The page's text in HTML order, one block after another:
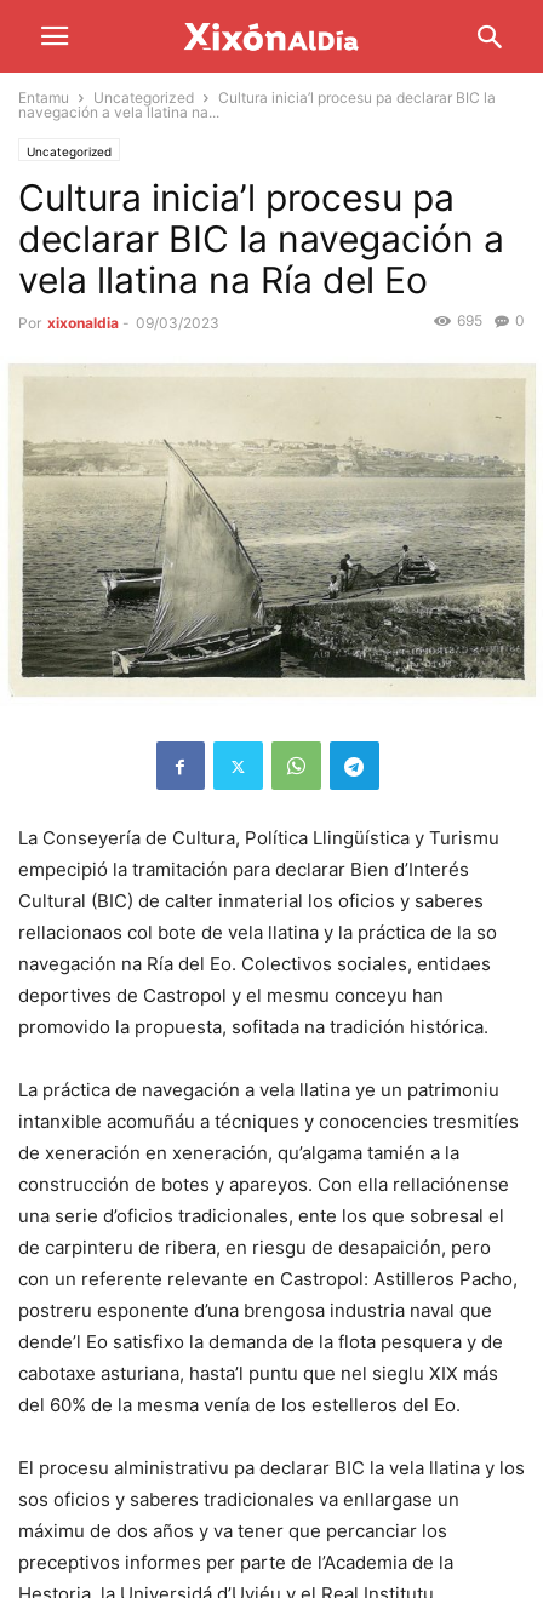
Entamu Uncategorized
Cultura inicia’l procesu pa declarar BIC la
navegación a vela llatina na...
Uncategorized
Cultura inicia’l procesu pa
declarar BIC la navegación a
vela llatina na Ría del Eo
Por xixonaldia - 09/03/2023 0
695
La Conseyería de Cultura, Política Llingüística y Turismu
empecipió la tramitación para declarar Bien d’Interés
Cultural (BIC) de calter inmaterial los oficios y saberes
rellacionaos col bote de vela llatina y la práctica de la so
navegación na Ría del Eo. Colectivos sociales, entidaes
deportives de Castropol y el mesmu conceyu han
promovido la propuesta, sofitada na tradición histórica.
La práctica de navegación a vela llatina ye un patrimoniu
intanxible acomuñáu a técniques y conocencies tresmitíes
de xeneración en xeneración, qu’algama tamién a la
construcción de botes y apareyos. Con ella rellaciónense
una serie d’oficios tradicionales, ente los que sobresal el
de carpinteru de ribera, en riesgu de desapaición, pero
con un referente relevante en Castropol: Astilleros Pacho,
postreru esponente d’una brengosa industria naval que
dende’l Eo satisfixo la demanda de la flota pesquera y de
cabotaxe asturiana, hasta’l puntu que nel sieglu XIX más
del 60% de la mesma venía de los estelleros del Eo.
El procesu alministrativu pa declarar BIC la vela llatina y los
sos oficios y saberes tradicionales va enllargase un
máximu de dos años y va tener que percanciar los
preceptivos informes per parte de l’Academia de la